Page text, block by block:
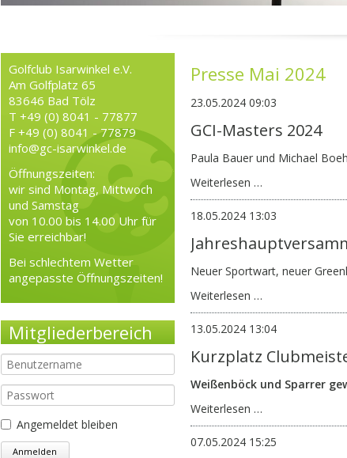
Presse Mai 2024
23.05.2024 09:03
GCI-Masters 2024
Paula Bauer und Michael
Weiterlesen …
Masters
2024
18.05.2024 13:03
Neuer Sportwart, neuer
Weiterlesen …
2024
13.05.2024 13:04
Kurzplatz
Weißenböck und Sparrer
Weiterlesen …
2024
07.05.2024 15:25
Golfclub Isarwinkel e.V.
Am Golfplatz 65
83646 Bad Tölz
T +49 (0) 8041 - 77877
F +49 (0) 8041 - 77879
info@gc-isarwinkel.de
Öffnungszeiten:
wir sind Montag, Mittwoch
und Samstag
von 10.00 bis 14.00 Uhr für
Sie erreichbar!
Bei schlechtem Wetter
angepasste Öffnungszeiten!
Mitgliederbereich
Benutzername
Passwort
Angemeldet bleiben
Anmelden